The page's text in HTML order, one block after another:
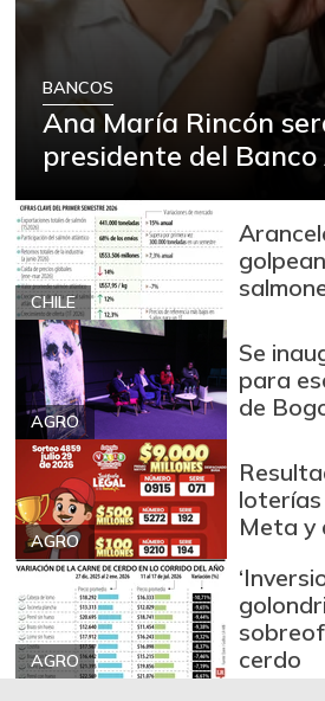
BANCOS
Ana María Rincón
presidente del
CHILE
AGRO
Se
para
de
AGRO
loterías
Meta y
AGRO
cerdo